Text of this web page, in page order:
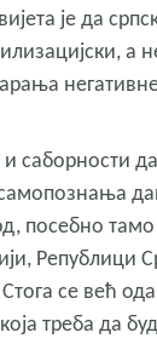
је да
а
саборности
посебно тамо
Републици
се већ
треба да